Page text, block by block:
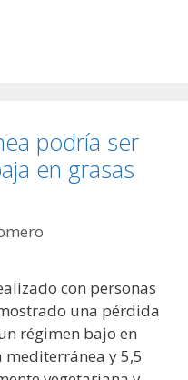
podría ser
en grasas
con personas
una pérdida
régimen bajo en
mediterránea y 5,5